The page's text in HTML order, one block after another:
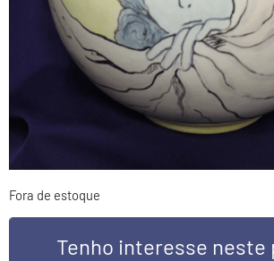
Fora de estoque
Tenho interesse neste